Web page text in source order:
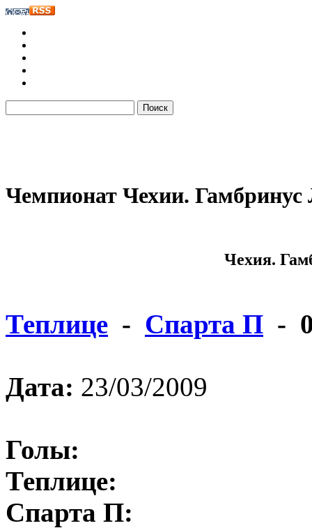
Чемпионат Чехии. Гамбринус
Чехия.
Теплице - Спарта П -
Дата: 23/03/2009
Голы:
Теплице:
Спарта П: